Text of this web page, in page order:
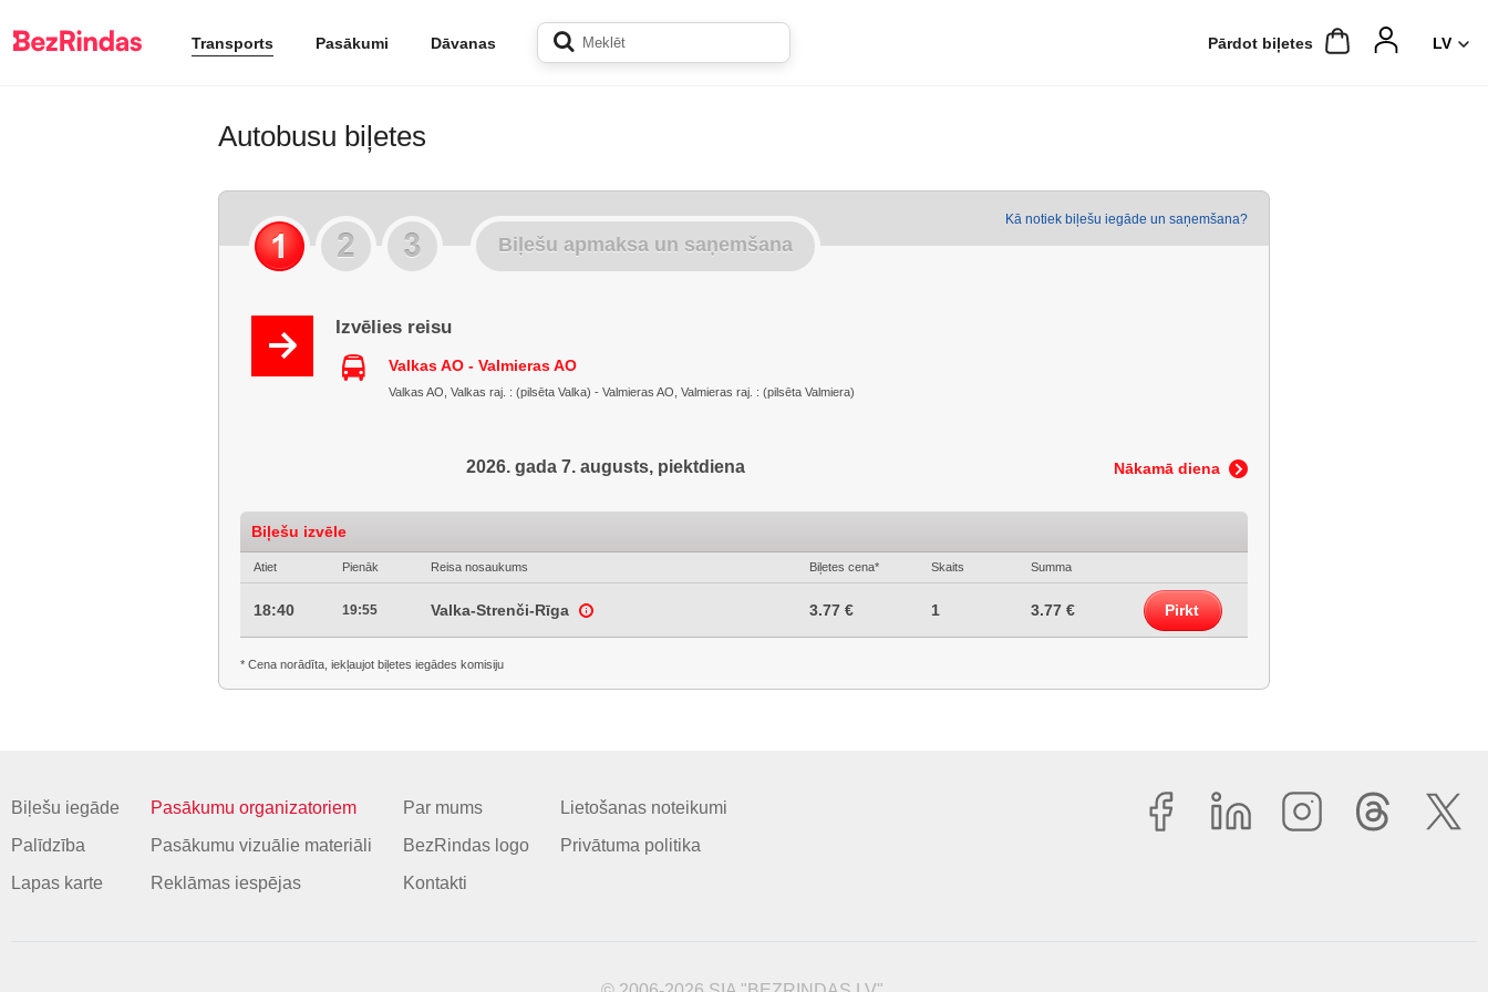
Transports Pasākumi Dāvanas Pārdot biļetes
Autobusu biļetes
Kā notiek biļešu iegāde un saņemšana?
Biļešu apmaksa un saņemšana
Izvēlies reisu
Valkas AO - Valmieras AO
Valkas AO, Valkas raj. : (pilsēta Valka) - Valmieras AO, Valmieras raj. : (pilsēta Valmiera)
Nākamā diena
2026. gada 7. augusts, piektdiena
Biļešu izvēle
Atiet Pienāk Reisa nosaukums Biļetes cena* Skaits Summa
18:40 19:55 Valka-Strenči-Rīga 3.77 € 1 3.77 € Pirkt
* Cena norādīta, iekļaujot biļetes iegādes komisiju
Biļešu iegāde
Palīdzība
Lapas karte
Pasākumu organizatoriem
Pasākumu vizuālie materiāli
Reklāmas iespējas
Par mums
BezRindas logo
Kontakti
Lietošanas noteikumi
Privātuma politika